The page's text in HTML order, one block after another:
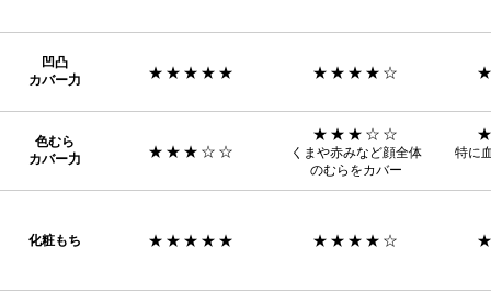
凹凸
カバー力
★★★★★ ★★★★☆
色むら
カバー力
★★★☆☆
★★★☆☆
くまや赤みなど顔全体
のむらをカバー
特に
化粧もち ★★★★★ ★★★★☆